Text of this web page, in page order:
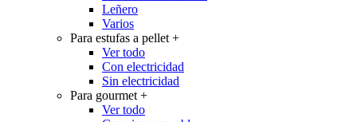
Leñero
Varios
Para estufas a pellet +
Ver todo
Con electricidad
Sin electricidad
Para gourmet +
Ver todo